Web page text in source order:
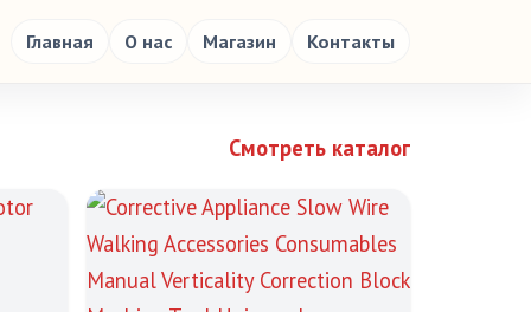
Главная О нас Магазин Контакты
Смотреть каталог